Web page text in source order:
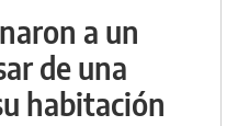
a un
de una
habitación